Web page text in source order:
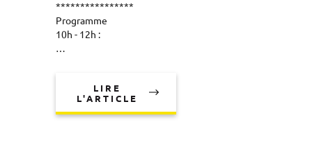
****************
Programme
10h - 12h :
…
LIRE
L'ARTICLE